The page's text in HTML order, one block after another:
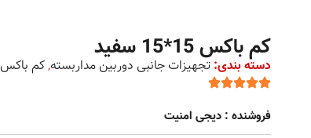
کم باکس 15*15 سفید
دسته بندی: تجهیزات جانبی دوربین مداربسته,کم باکس
فروشنده : دیجی امنیت